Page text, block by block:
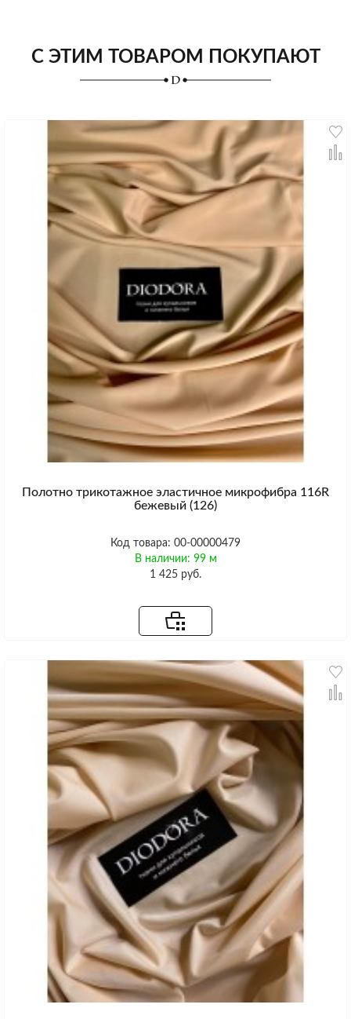
С ЭТИМ ТОВАРОМ ПОКУПАЮТ
Полотно трикотажное эластичное микрофибра 116R
бежевый (126)
Код товара: 00-00000479
В наличии: 99 м
1 425 руб.